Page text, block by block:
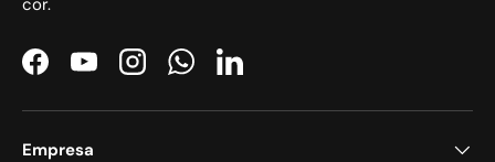
cor.
FacebookYouTubeInstagramWhatsAppLinkedIn
Empresa